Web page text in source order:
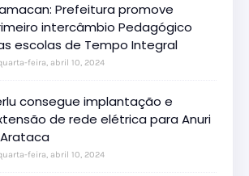
Prefeitura promove
intercâmbio Pedagógico
escolas de Tempo Integral
feira, abril 10, 2024
consegue implantação e
de rede elétrica para Anuri
feira, abril 10, 2024